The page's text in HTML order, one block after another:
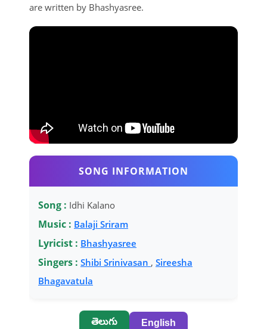
are written by Bhashyasree.
SONG INFORMATION
Song : Idhi Kalano
Music : Balaji Sriram
Lyricist : Bhashyasree
Singers : Shibi Srinivasan , Sireesha
Bhagavatula
తెలుగు English